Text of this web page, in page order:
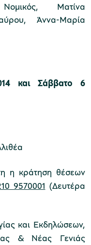
Ματίνα
Άννα-Μαρία
και Σάββατο 6
η κράτηση θέσεων
9570001 (Δευτέρα
και Εκδηλώσεων,
& Νέας Γενιάς